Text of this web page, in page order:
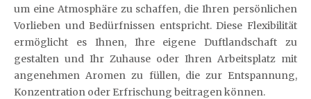
um eine Atmosphäre zu schaffen, die Ihren persönlichen
Vorlieben und Bedürfnissen entspricht. Diese Flexibilität
ermöglicht es Ihnen, Ihre eigene Duftlandschaft zu
gestalten und Ihr Zuhause oder Ihren Arbeitsplatz mit
angenehmen Aromen zu füllen, die zur Entspannung,
Konzentration oder Erfrischung beitragen können.